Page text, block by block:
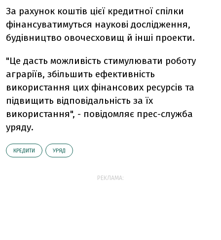
За рахунок коштів цієї кредитної спілки
фінансуватимуться наукові дослідження,
будівництво овочесховищ й інші проекти.
"Це дасть можливість стимулювати роботу
аграріїв, збільшить ефективність
використання цих фінансових ресурсів та
підвищить відповідальність за їх
використання", - повідомляє прес-служба
уряду.
КРЕДИТИ УРЯД
РЕКЛАМА: